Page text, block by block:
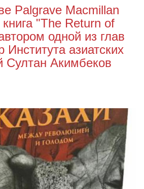
Palgrave Macmillan
"The Return of
одной из глав
Института азиатских
Султан Акимбеков